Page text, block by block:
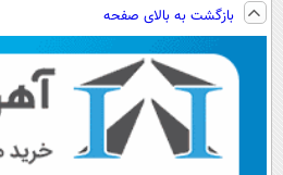
رایگان+پرداخت
اقساطی😍
بازگشت به بالای صفحه